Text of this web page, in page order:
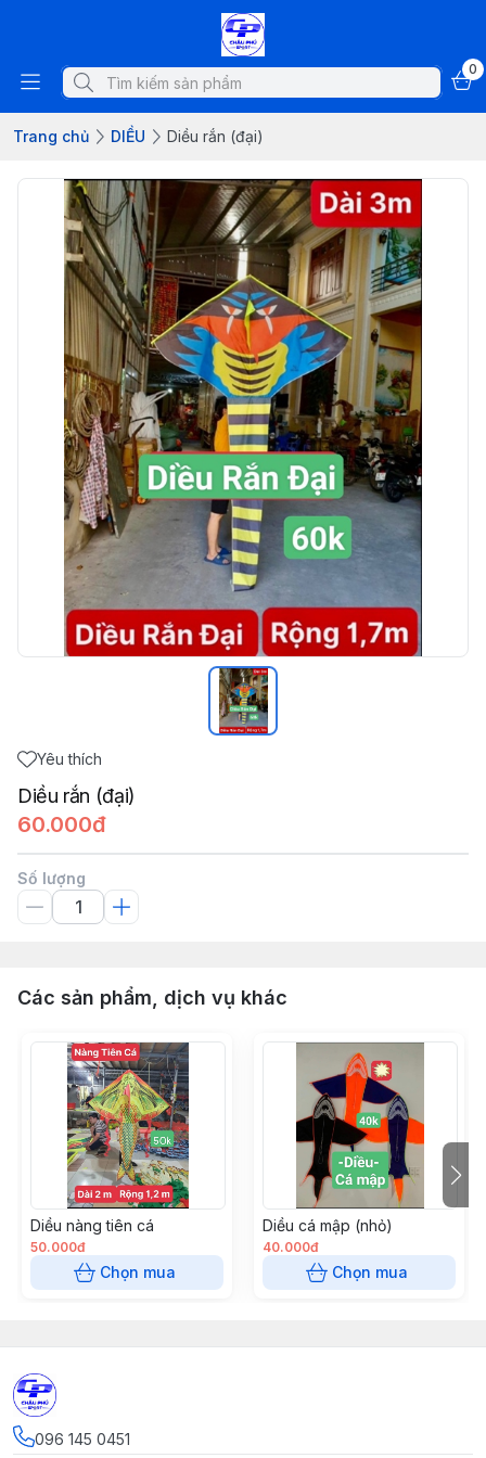
0
Trang chủ DIỀU Diều rắn (đại)
Yêu thích
Diều rắn (đại)
60.000đ
Số lượng
Các sản phẩm, dịch vụ khác
Diều nàng tiên cá
50.000đ
Chọn mua
Diều cá mập (nhỏ)
40.000đ
Chọn mua
096 145 0451